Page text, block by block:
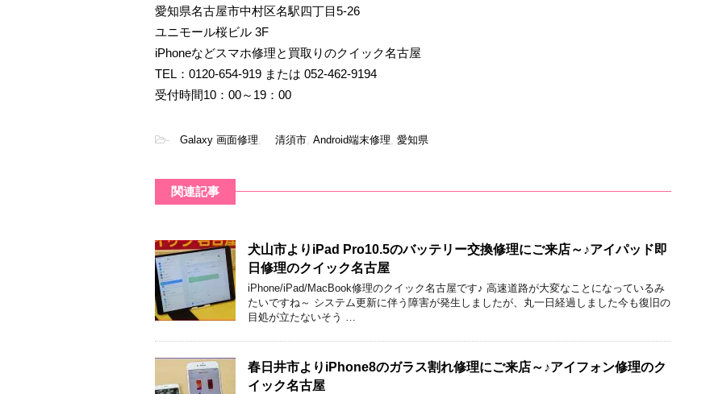
愛知県名古屋市中村区名駅四丁目5-26
ユニモール桜ビル 3F
iPhoneなどスマホ修理と買取りのクイック名古屋
TEL：0120-654-919 または 052-462-9194
受付時間10：00～19：00
- Galaxy 画面修理, 清須市, Android端末修理, 愛知県
関連記事
犬山市よりiPad Pro10.5のバッテリー交換修理にご来店～♪アイパッド即
日修理のクイック名古屋
iPhone/iPad/MacBook修理のクイック名古屋です♪ 高速道路が大変なことになっているみ
たいですね～ システム更新に伴う障害が発生しましたが、丸一日経過しました今も復旧の
目処が立たないそう …
春日井市よりiPhone8のガラス割れ修理にご来店～♪アイフォン修理のク
イック名古屋